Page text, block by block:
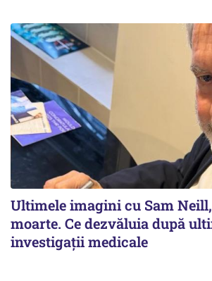
Ultimele imagini cu Sam
moarte. Ce dezvăluia după
investigații medicale